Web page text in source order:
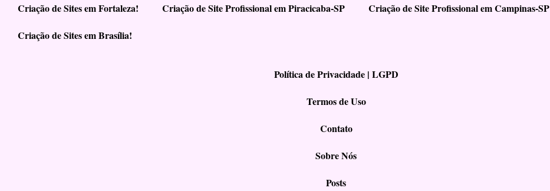
Criação de Sites em Fortaleza!
Criação de Site Profissional em Piracicaba-SP
Criação de Site Profissional em Campinas-SP
Criação de Sites em Brasília!
Política de Privacidade | LGPD
Termos de Uso
Contato
Sobre Nós
Posts